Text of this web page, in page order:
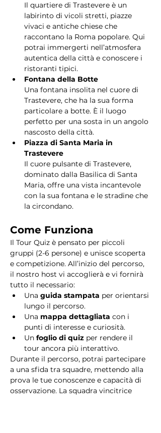
Il quartiere di Trastevere è un
labirinto di vicoli stretti, piazze
vivaci e antiche chiese che
raccontano la Roma popolare. Qui
potrai immergerti nell’atmosfera
autentica della città e conoscere i
ristoranti tipici.
Fontana della Botte
Una fontana insolita nel cuore di
Trastevere, che ha la sua forma
particolare a botte. È il luogo
perfetto per una sosta in un angolo
nascosto della città.
Piazza di Santa Maria in
Trastevere
Il cuore pulsante di Trastevere,
dominato dalla Basilica di Santa
Maria, offre una vista incantevole
con la sua fontana e le stradine che
la circondano.
Come Funziona
Il Tour Quiz è pensato per piccoli
gruppi (2-6 persone) e unisce scoperta
e competizione. All’inizio del percorso,
il nostro host vi accoglierà e vi fornirà
tutto il necessario:
Una guida stampata per orientarsi
lungo il percorso.
Una mappa dettagliata con i
punti di interesse e curiosità.
Un foglio di quiz per rendere il
tour ancora più interattivo.
Durante il percorso, potrai partecipare
a una sfida tra squadre, mettendo alla
prova le tue conoscenze e capacità di
osservazione. La squadra vincitrice